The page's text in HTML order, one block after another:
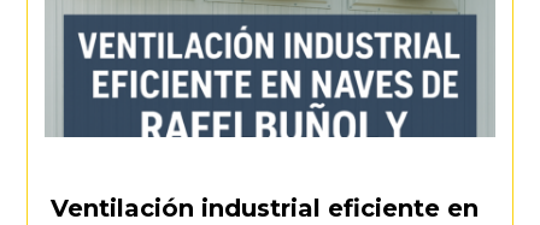
Ventilación industrial eficiente en